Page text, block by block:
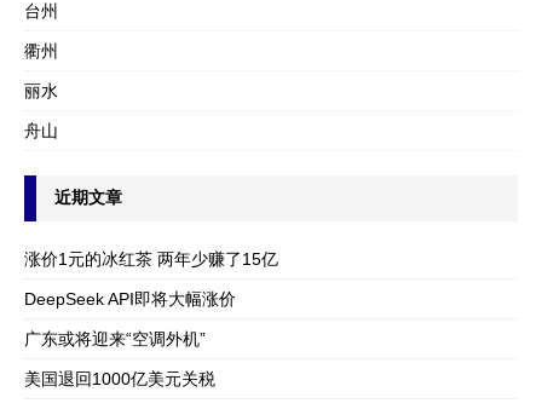
台州
衢州
丽水
舟山
近期文章
涨价1元的冰红茶 两年少赚了15亿
DeepSeek API即将大幅涨价
广东或将迎来“空调外机”
美国退回1000亿美元关税